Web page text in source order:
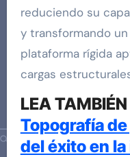
reduciendo su
y transformando
plataforma rígida
cargas
LEA TAMBIÉN |
Topografía
del éxito en